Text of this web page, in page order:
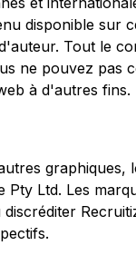
disponible sur
Tout le
ne pouvez
à d'autres fins.
Ltd. Les